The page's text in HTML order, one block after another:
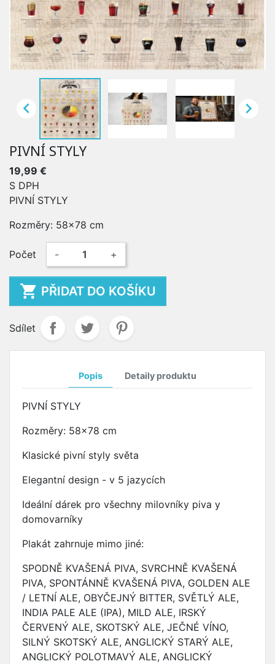
 
PIVNÍ STYLY
19,99 €
S DPH
PIVNÍ STYLY
Rozměry: 58x78 cm
Počet - +
 PŘIDAT DO KOŠÍKU
Sdílet
Popis Detaily produktu
PIVNÍ STYLY
Rozměry: 58x78 cm
Klasické pivní styly světa
Elegantní design - v 5 jazycích
Ideální dárek pro všechny milovníky piva y
domovarníky
Plakát zahrnuje mimo jiné:
SPODNĚ KVAŠENÁ PIVA, SVRCHNĚ KVAŠENÁ
PIVA, SPONTÁNNĚ KVAŠENÁ PIVA, GOLDEN ALE
/ LETNÍ ALE, OBYČEJNÝ BITTER, SVĚTLÝ ALE,
INDIA PALE ALE (IPA), MILD ALE, IRSKÝ
ČERVENÝ ALE, SKOTSKÝ ALE, JEČNÉ VÍNO,
SILNÝ SKOTSKÝ ALE, ANGLICKÝ STARÝ ALE,
ANGLICKÝ POLOTMAVÝ ALE, ANGLICKÝ